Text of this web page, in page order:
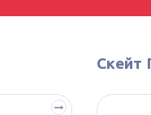
Скейт